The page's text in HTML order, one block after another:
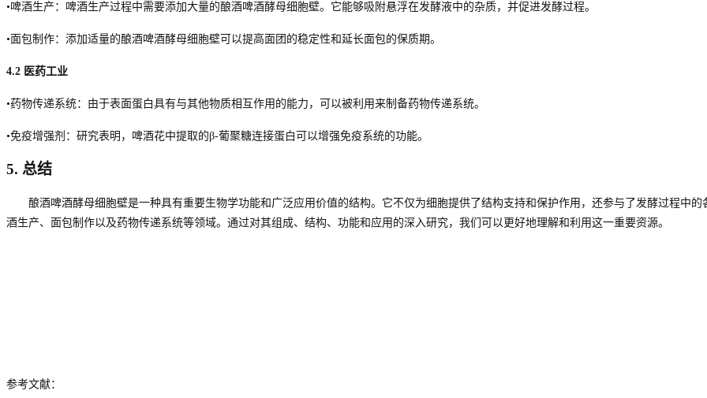
•啤酒生产：啤酒生产过程中需要添加大量的酿酒啤酒酵母细胞壁。它能够吸附悬浮在发酵液中的杂质，并促进发酵过程。
•面包制作：添加适量的酿酒啤酒酵母细胞壁可以提高面团的稳定性和延长面包的保质期。
4.2 医药工业
•药物传递系统：由于表面蛋白具有与其他物质相互作用的能力，可以被利用来制备药物传递系统。
•免疫增强剂：研究表明，啤酒花中提取的β-葡聚糖连接蛋白可以增强免疫系统的功能。
5. 总结
酿酒啤酒酵母细胞壁是一种具有重要生物学功能和广泛应用价值的结构。它不仅为细胞提供了结构支持和保护作用，还参与了发酵过程中
酒生产、面包制作以及药物传递系统等领域。通过对其组成、结构、功能和应用的深入研究，我们可以更好地理解和利用这一重要资源。
参考文献：